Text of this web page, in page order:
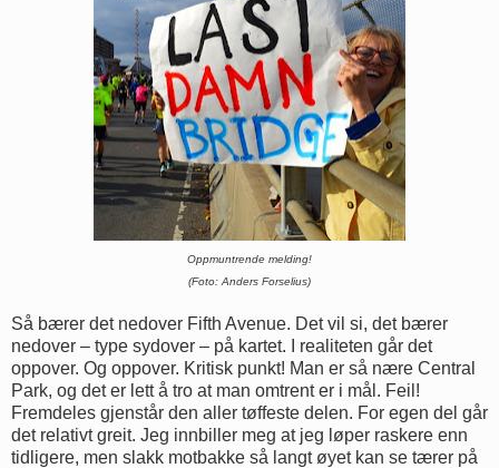
Oppmuntrende melding!
(Foto: Anders Forselius)
Så bærer det nedover Fifth Avenue. Det vil si, det bærer
nedover – type sydover – på kartet. I realiteten går det
oppover. Og oppover. Kritisk punkt! Man er så nære Central
Park, og det er lett å tro at man omtrent er i mål. Feil!
Fremdeles gjenstår den aller tøffeste delen. For egen del går
det relativt greit. Jeg innbiller meg at jeg løper raskere enn
tidligere, men slakk motbakke så langt øyet kan se tærer på